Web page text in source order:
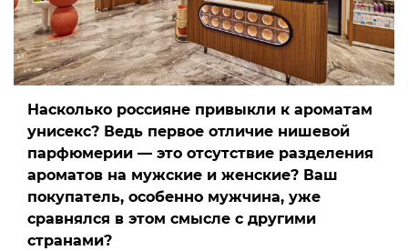
Насколько россияне привыкли к ароматам
унисекс? Ведь первое отличие нишевой
парфюмерии — это отсутствие разделения
ароматов на мужские и женские? Ваш
покупатель, особенно мужчина, уже
сравнялся в этом смысле с другими
странами?